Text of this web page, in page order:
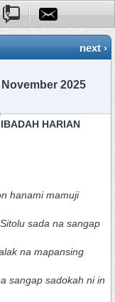
next ›
2025
IBADAH HARIAN
hanami mamuji
sada na sangap
na mapansing
sangap sadokah ni in